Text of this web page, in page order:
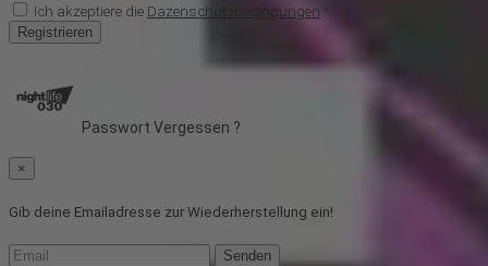
Ich akzeptiere die Dazenschutzbedingungen *
Registrieren
Passwort Vergessen ?
×
Gib deine Emailadresse zur Wiederherstellung ein!
Senden